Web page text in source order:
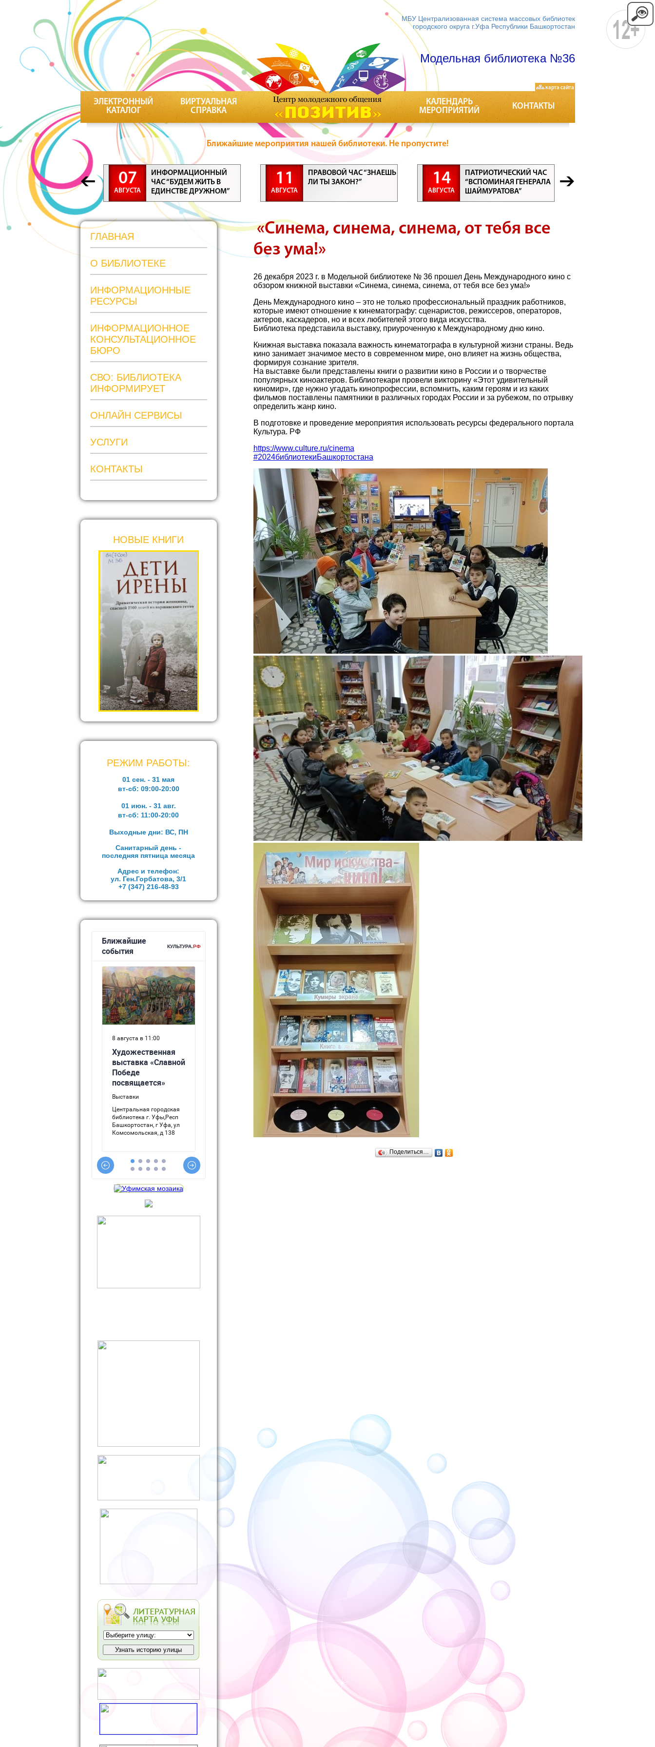
МБУ Централизованная система массовых библиотек
городского округа г.Уфа Республики Башкортостан
Модельная библиотека №36
ЭЛЕКТРОННЫЙ
КАТАЛОГ
ВИРТУАЛЬНАЯ
СПРАВКА
КАЛЕНДАРЬ
МЕРОПРИЯТИЙ
КОНТАКТЫ
карта сайта
Ближайшие мероприятия нашей библиотеки. Не пропустите!
07
АВГУСТА
ИНФОРМАЦИОННЫЙ
ЧАС “БУДЕМ ЖИТЬ В
ЕДИНСТВЕ ДРУЖНОМ”
11
АВГУСТА
ПРАВОВОЙ ЧАС “ЗНАЕШЬ
ЛИ ТЫ ЗАКОН?”
14
АВГУСТА
ПАТРИОТИЧЕСКИЙ ЧАС
“ВСПОМИНАЯ ГЕНЕРАЛА
ШАЙМУРАТОВА”
ГЛАВНАЯ
О БИБЛИОТЕКЕ
ИНФОРМАЦИОННЫЕ
РЕСУРСЫ
ИНФОРМАЦИОННОЕ
КОНСУЛЬТАЦИОННОЕ
БЮРО
СВО: БИБЛИОТЕКА
ИНФОРМИРУЕТ
ОНЛАЙН СЕРВИСЫ
УСЛУГИ
КОНТАКТЫ
НОВЫЕ КНИГИ
РЕЖИМ РАБОТЫ:
01 сен. - 31 мая
вт-сб: 09:00-20:00
01 июн. - 31 авг.
вт-сб: 11:00-20:00
Выходные дни: ВС, ПН
Санитарный день -
последняя пятница месяца
Адрес и телефон:
ул. Ген.Горбатова, 3/1
+7 (347) 216-48-93
«Синема, синема, синема, от тебя все
без ума!»
26 декабря 2023 г. в Модельной библиотеке № 36 прошел День Международного кино с
обзором книжной выставки «Синема, синема, синема, от тебя все без ума!»
День Международного кино – это не только профессиональный праздник работников,
которые имеют отношение к кинематографу: сценаристов, режиссеров, операторов,
актеров, каскадеров, но и всех любителей этого вида искусства.
Библиотека представила выставку, приуроченную к Международному дню кино.
Книжная выставка показала важность кинематографа в культурной жизни страны. Ведь
кино занимает значимое место в современном мире, оно влияет на жизнь общества,
формируя сознание зрителя.
На выставке были представлены книги о развитии кино в России и о творчестве
популярных киноактеров. Библиотекари провели викторину «Этот удивительный
киномир», где нужно угадать кинопрофессии, вспомнить, каким героям и из каких
фильмов поставлены памятники в различных городах России и за рубежом, по отрывку
определить жанр кино.
В подготовке и проведение мероприятия использовать ресурсы федерального портала
Культура. РФ
https://www.culture.ru/cinema
#2024библиотекиБашкортостана
Поделиться…